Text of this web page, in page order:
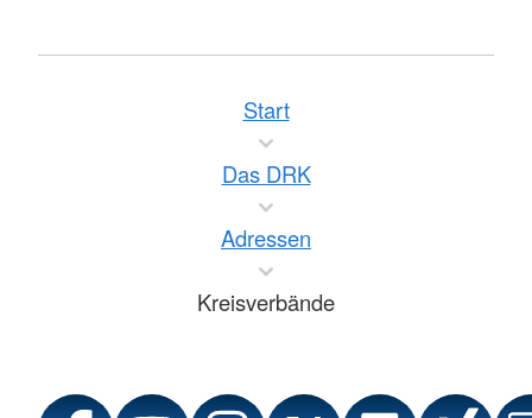
Start
Das DRK
Adressen
Kreisverbände